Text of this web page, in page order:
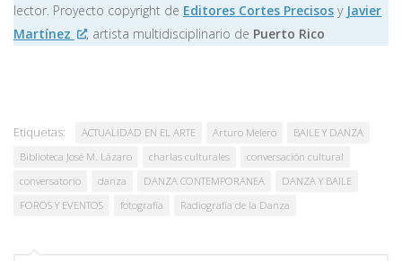
lector. Proyecto copyright de Editores Cortes Precisos y Javier
Martínez
, artista multidisciplinario de Puerto Rico
Etiquetas: ACTUALIDAD EN EL ARTE Arturo Melero
BAILE Y DANZA
Biblioteca José M. Lázaro
charlas culturales
conversación cultural
conversatorio
danza DANZA CONTEMPORANEA
DANZA Y BAILE
FOROS Y EVENTOS
fotografía Radiografía de la Danza